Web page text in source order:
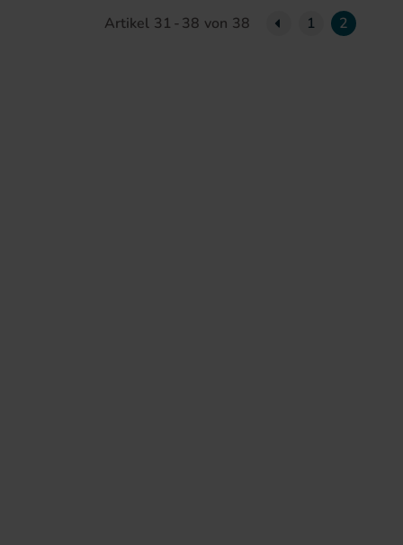
Artikel 31 -38 von 38 SeitePrevious Page
1 2